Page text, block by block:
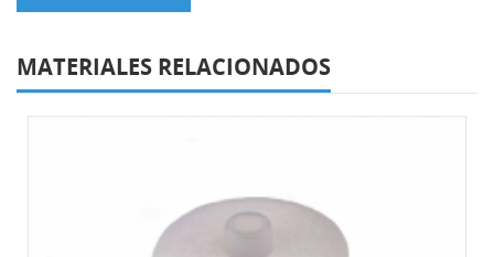
MATERIALES RELACIONADOS